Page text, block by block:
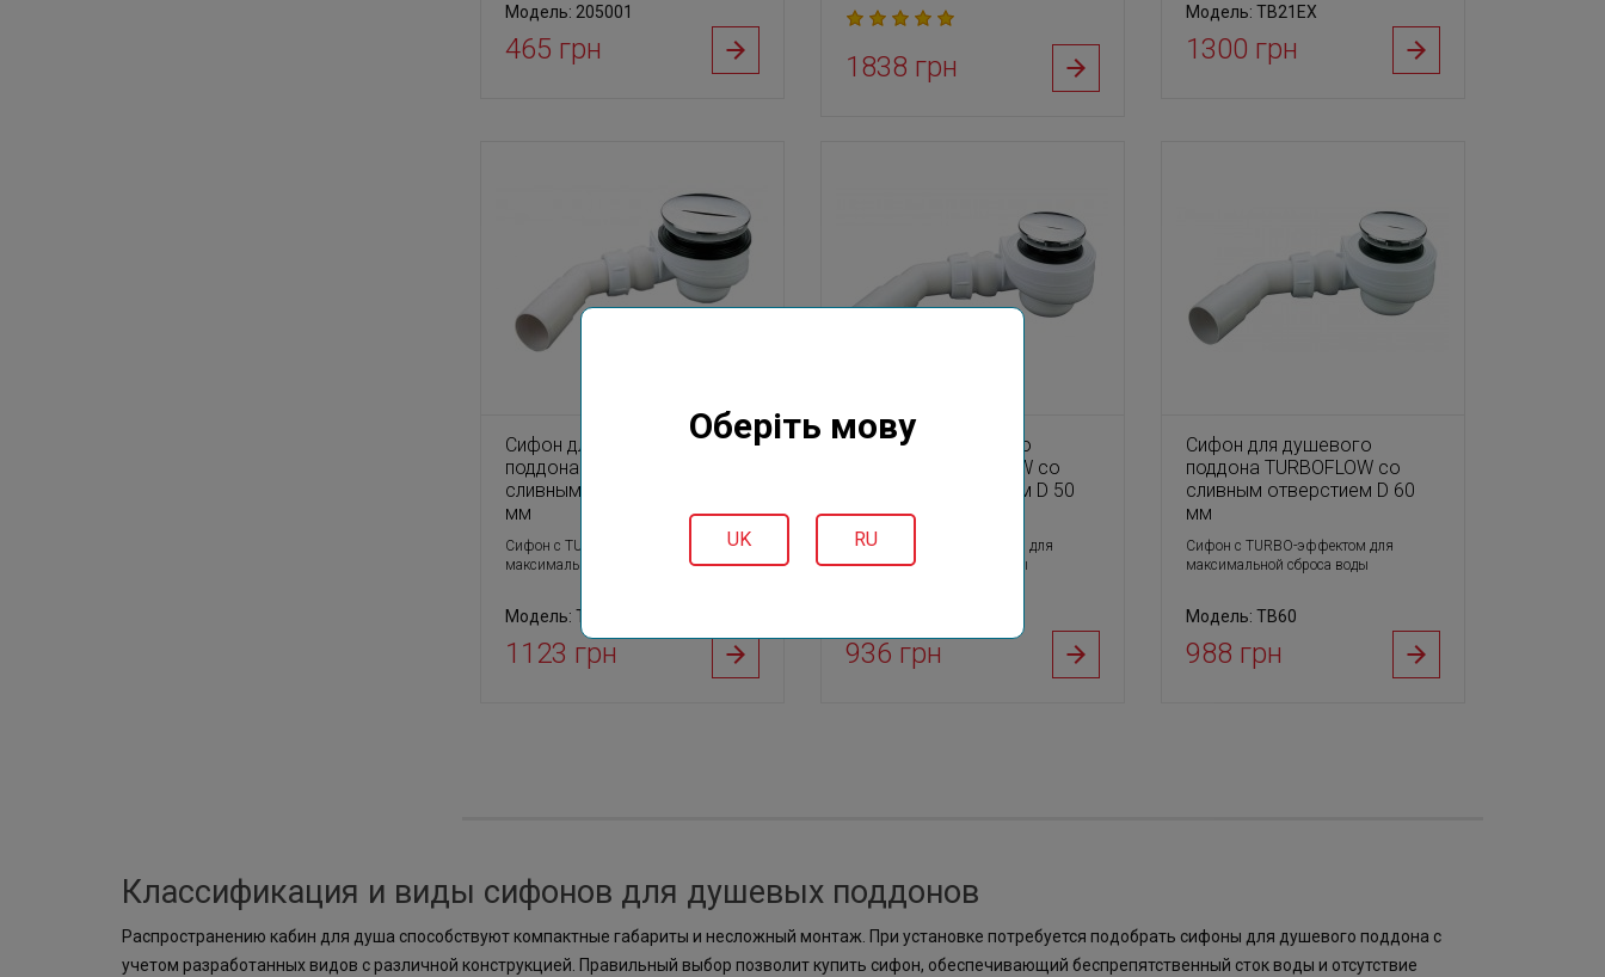
Оберіть мову
UK RU
Модель: 205001
465 грн
1838 грн
Модель: TB21EX
1300 грн
Сифон для душевого
поддона TURBOFLOW со
сливным отверстием D 90
мм
Сифон с TURBO-эффектом для
максимальной сброса воды
Модель: TB90
1123 грн
Сифон для душевого
поддона TURBOFLOW со
сливным отверстием D 50
мм
Сифон с TURBO-эффектом для
максимальной сброса воды
936 грн
Сифон для душевого
поддона TURBOFLOW со
сливным отверстием D 60
мм
Сифон с TURBO-эффектом для
максимальной сброса воды
Модель: TB60
988 грн
Классификация и виды сифонов для душевых поддонов
Распространению кабин для душа способствуют компактные габариты и несложный монтаж. При установке потребуется подобрать сифоны для душевого поддона с
учетом разработанных видов с различной конструкцией. Правильный выбор позволит купить сифон, обеспечивающий беспрепятственный сток воды и отсутствие